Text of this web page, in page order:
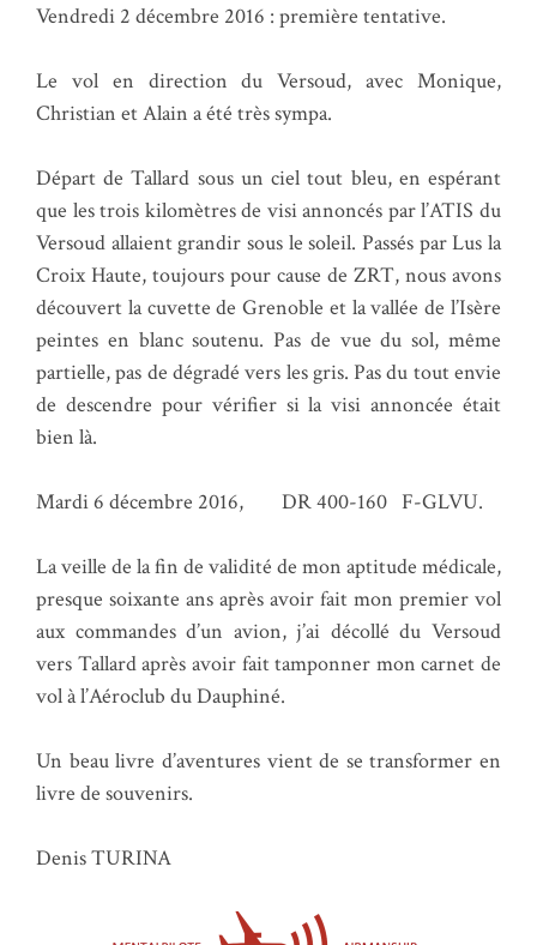
Vendredi 2 décembre 2016 : première tentative.
Le vol en direction du Versoud, avec Monique,
Christian et Alain a été très sympa.
Départ de Tallard sous un ciel tout bleu, en espérant
que les trois kilomètres de visi annoncés par l’ATIS du
Versoud allaient grandir sous le soleil. Passés par Lus la
Croix Haute, toujours pour cause de ZRT, nous avons
découvert la cuvette de Grenoble et la vallée de l’Isère
peintes en blanc soutenu. Pas de vue du sol, même
partielle, pas de dégradé vers les gris. Pas du tout envie
de descendre pour vérifier si la visi annoncée était
bien là.
Mardi 6 décembre 2016, DR 400-160 F-GLVU.
La veille de la fin de validité de mon aptitude médicale,
presque soixante ans après avoir fait mon premier vol
aux commandes d’un avion, j’ai décollé du Versoud
vers Tallard après avoir fait tamponner mon carnet de
vol à l’Aéroclub du Dauphiné.
Un beau livre d’aventures vient de se transformer en
livre de souvenirs.
Denis TURINA